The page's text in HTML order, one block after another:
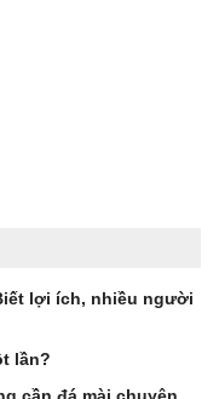
lợi ích, nhiều người
lần?